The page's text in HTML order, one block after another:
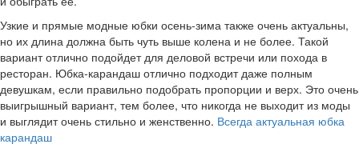
Узкие и прямые модные юбки осень-зима также очень актуальны,
но их длина должна быть чуть выше колена и не более. Такой
вариант отлично подойдет для деловой встречи или похода в
ресторан. Юбка-карандаш отлично подходит даже полным
девушкам, если правильно подобрать пропорции и верх. Это очень
выигрышный вариант, тем более, что никогда не выходит из моды
и выглядит очень стильно и женственно. Всегда актуальная юбка
карандаш